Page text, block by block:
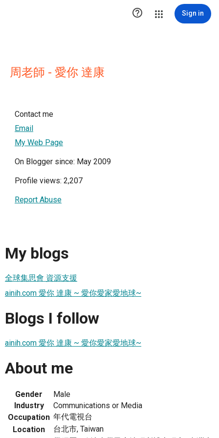
 Sign in
周老師 - 愛你 達康
Contact me
Email
My Web Page
On Blogger since: May 2009
Profile views: 2,207
Report Abuse
My blogs
全球集思會 資源支援
ainih.com 愛你 達康 ~ 愛你愛家愛地球~
Blogs I follow
ainih.com 愛你 達康 ~ 愛你愛家愛地球~
About me
Gender
Male
Industry
Communications or Media
Occupation 年代電視台
Location
台北市, Taiwan